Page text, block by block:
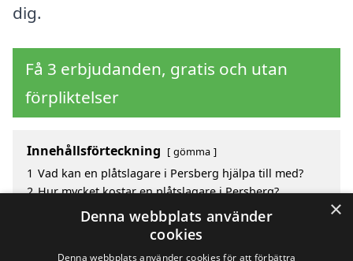
dig.
Få 3 erbjudanden, gratis och utan
förpliktelser
Innehållsförteckning gömma
1 Vad kan en plåtslagare i Persberg hjälpa till med?
2 Hur mycket kostar en plåtslagare i Persberg?
Fördelar med att välja plåtslagare i Persberg
Sök efter en skicklig plåtslagare i de omgivande
×
Denna webbplats använder
cookies
Denna webbplats använder cookies för att förbättra